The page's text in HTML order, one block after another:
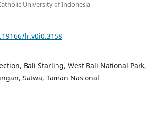
University of Indonesia
lr.v0i0.3158
Bali Starling, West Bali National Park,
Satwa, Taman Nasional